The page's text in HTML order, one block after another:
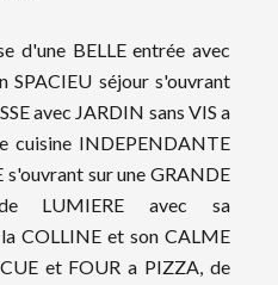
d'une BELLE entrée avec
SPACIEU séjour s'ouvrant
avec JARDIN sans VIS a
cuisine INDEPENDANTE
sur une GRANDE
de LUMIERE avec sa
COLLINE et son CALME
et FOUR a PIZZA, de